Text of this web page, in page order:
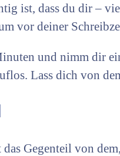
ist, dass du dir –
vor deiner
und nimm dir
Lass dich von
Gegenteil von